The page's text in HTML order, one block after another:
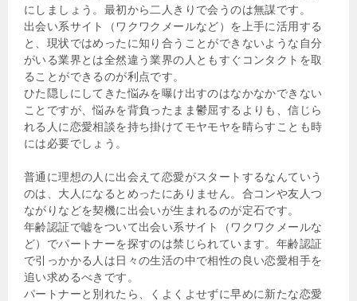
にしましょう。最初から二人きりで会うのは無謀です。
出会い系サイト（ワクワクメールなど）を上手に活用する
と、現状ではめったに知り合うことができないような自分
がいる業界とは全然違う業界の人ともすぐコンタクトを取
ることができるのが利点です。
ひた隠しにしてきた悩みを曝け出すのはなかなかできない
ことですが、悩みを背負ったまま鬱屈するよりも、信じら
れる人に恋愛相談を持ち掛けてモヤモヤを晴らすことも時
には必要でしょう。
普通に理想の人に出会えて恋愛がスタートするなんていう
のは、大人になるとめったにありません。合コンや友人つ
ながりなどを契機に出会いが生まれるのが定石です。
年齢認証で嘘をついて出会い系サイト（ワクワクメールな
ど）でパートナーを探すのは禁じられています。年齢認証
で引っかかる人は日々の生活の中で相性の良い恋愛相手を
追い求めるべきです。
パートナーと別れたら、くよくよせずに早めに新たな恋愛